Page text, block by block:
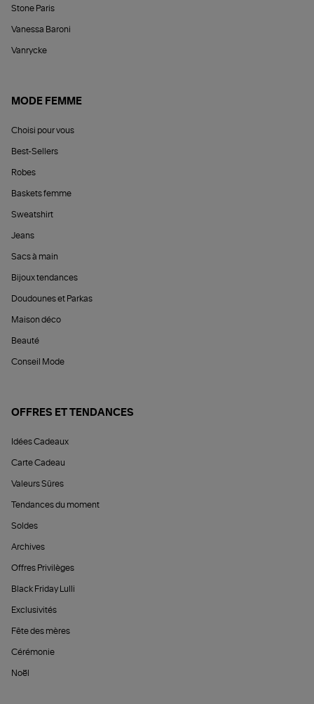
Stone Paris
Vanessa Baroni
Vanrycke
MODE FEMME
Choisi pour vous
Best-Sellers
Robes
Baskets femme
Sweatshirt
Jeans
Sacs à main
Bijoux tendances
Doudounes et Parkas
Maison déco
Beauté
Conseil Mode
OFFRES ET TENDANCES
Idées Cadeaux
Carte Cadeau
Valeurs Sûres
Tendances du moment
Soldes
Archives
Offres Privilèges
Black Friday Lulli
Exclusivités
Fête des mères
Cérémonie
Noël